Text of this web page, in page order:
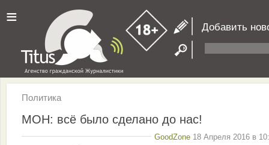
≡ Добавить
Политика
МОН: всё было сделано до нас!
GoodZone 18 Апреля 2016 в